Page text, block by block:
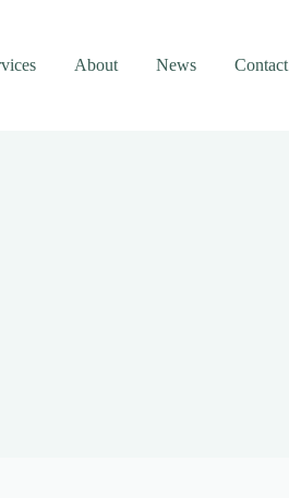
About News Contact